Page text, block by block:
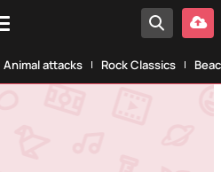
Animal attacks Rock Classics